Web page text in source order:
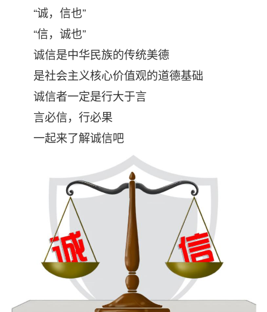
“诚，信也”
“信，诚也”
诚信是中华民族的传统美德
是社会主义核心价值观的道德基础
诚信者一定是行大于言
言必信，行必果
一起来了解诚信吧